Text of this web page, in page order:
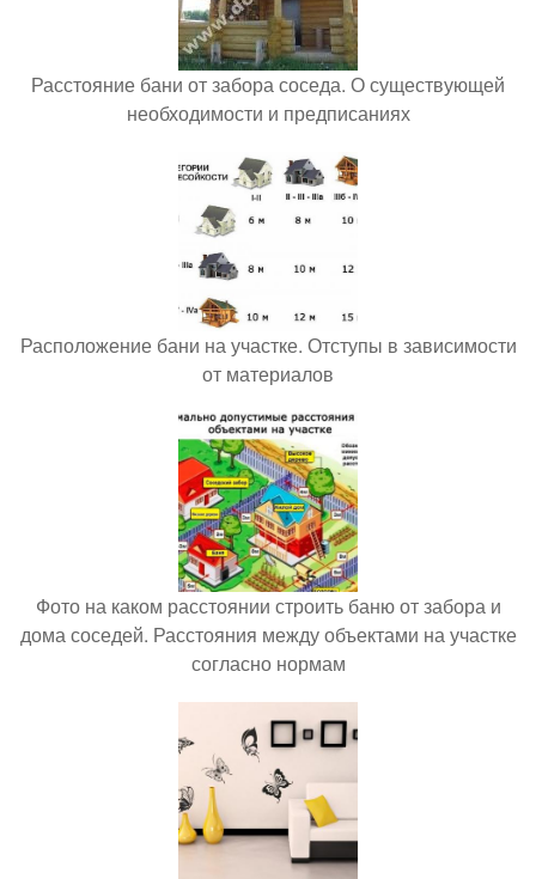
Расстояние бани от забора соседа. О существующей
необходимости и предписаниях
Расположение бани на участке. Отступы в зависимости
от материалов
Фото на каком расстоянии строить баню от забора и
дома соседей. Расстояния между объектами на участке
согласно нормам